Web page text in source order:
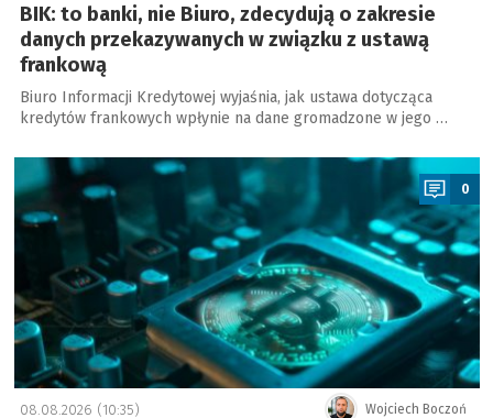
BIK: to banki, nie Biuro, zdecydują o zakresie
danych przekazywanych w związku z ustawą
frankową
Biuro Informacji Kredytowej wyjaśnia, jak ustawa dotycząca
kredytów frankowych wpłynie na dane gromadzone w jego …
a
0
Wojciech Boczoń
08.08.2026 (10:35)